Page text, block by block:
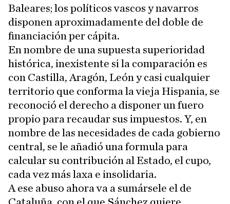
Baleares; los políticos vascos y navarros
disponen aproximadamente del doble de
financiación per cápita.
En nombre de una supuesta superioridad
histórica, inexistente si la comparación es
con Castilla, Aragón, León y casi cualquier
territorio que conforma la vieja Hispania, se
reconoció el derecho a disponer un fuero
propio para recaudar sus impuestos. Y, en
nombre de las necesidades de cada gobierno
central, se le añadió una formula para
calcular su contribución al Estado, el cupo,
cada vez más laxa e insolidaria.
A ese abuso ahora va a sumársele el de